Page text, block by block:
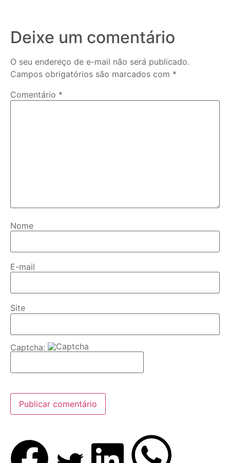
Deixe um comentário
O seu endereço de e-mail não será publicado.
Campos obrigatórios são marcados com *
Comentário *
Nome
E-mail
Site
Captcha: